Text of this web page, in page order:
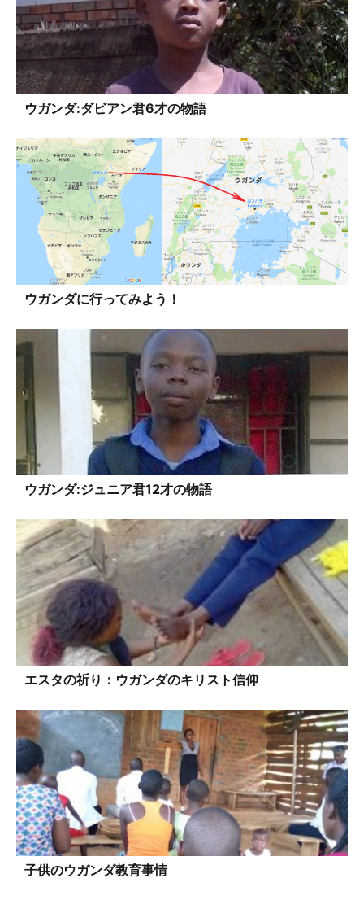
ウガンダ:ダビアン君6才の物語
ウガンダに行ってみよう！
ウガンダ:ジュニア君12才の物語
エスタの祈り：ウガンダのキリスト信仰
子供のウガンダ教育事情